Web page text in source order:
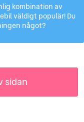
1931 när
från att tillverka
”Mazda” antogs
namnet Mazda-Go
av sin serie
kombination av
väldigt populär! Du
något?
sidan